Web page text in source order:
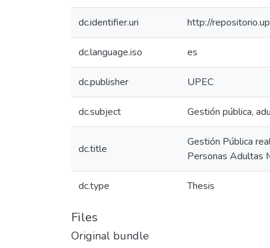
dc.identifier.uri http://
dc.language.iso es
dc.publisher UPEC
dc.subject Gestión pública,
dc.title
Gestión Pública
Personas Adultas
dc.type Thesis
Files
Original bundle